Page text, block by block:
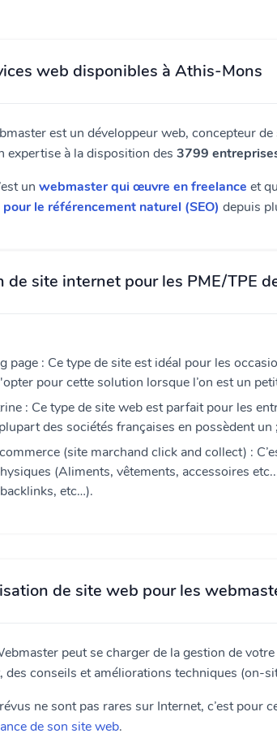
web disponibles à Athis-Mons
est un développeur web, concepteur
expertise à la disposition des 3799
un webmaster qui œuvre en freelance et
le référencement naturel (SEO) depuis
de site internet pour les PME/TPE
page : Ce type de site est idéal pour les
pour cette solution lorsque l’on est un
: Ce type de site web est parfait pour les
des sociétés françaises en possèdent un ;
(site marchand click and collect) :
(Aliments, vêtements, accessoires
etc…).
de site web pour les
peut se charger de la gestion de
des conseils et améliorations techniques (on-
ne sont pas rares sur Internet, c’est pour
de son site web.